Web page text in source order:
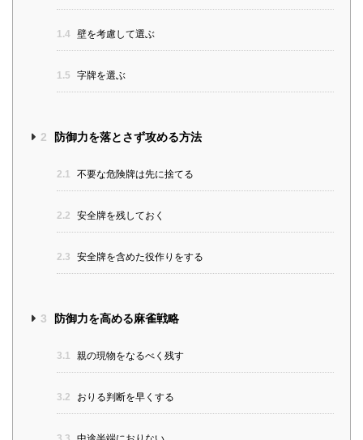
1.4 壁を考慮して選ぶ
1.5 字牌を選ぶ
2 防御力を落とさず攻める方法
2.1 不要な危険牌は先に捨てる
2.2 安全牌を残しておく
2.3 安全牌を含めた役作りをする
3 防御力を高める麻雀戦略
3.1 親の現物をなるべく残す
3.2 おりる判断を早くする